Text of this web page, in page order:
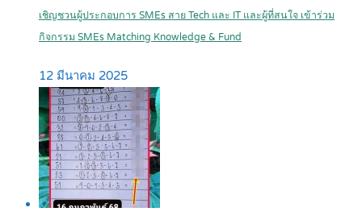
เชิญชวนผู้ประกอบการ SMEs สาย Tech และ IT และผู้ที่สนใจ เข้าร่วม
กิจกรรม SMEs Matching Knowledge & Fund
12 มีนาคม 2025